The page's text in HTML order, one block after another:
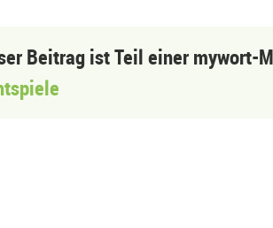
Beitrag ist Teil einer mywort-